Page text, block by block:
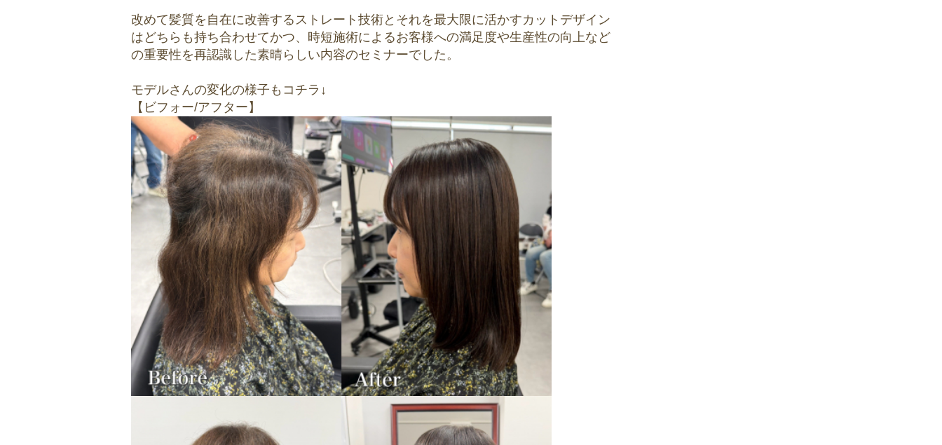
改めて髪質を自在に改善するストレート技術とそれを最大限に活かすカットデザイン
はどちらも持ち合わせてかつ、時短施術によるお客様への満足度や生産性の向上など
の重要性を再認識した素晴らしい内容のセミナーでした。
モデルさんの変化の様子もコチラ↓
【ビフォー/アフター】